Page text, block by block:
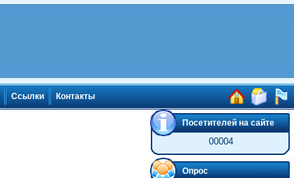
Ссылки Контакты
Посетителей на сайте
00004
Опрос